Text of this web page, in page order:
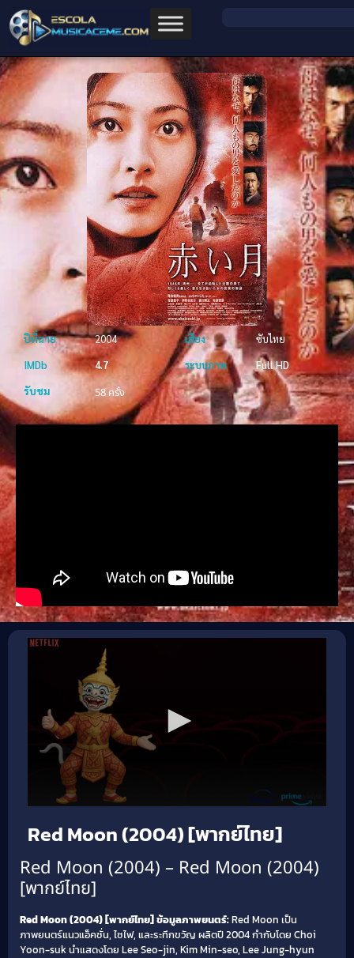
ปีที่ฉาย 2004 เสียง
ซับไทย
IMDb
4.7 ระบบภาพ
Full HD
รับชม
58 ครั้ง
Red Moon (2004) [พากย์ไทย]
Red Moon (2004) – Red Moon (2004)
[พากย์ไทย]
Red Moon (2004) [พากย์ไทย]ข้อมูลภาพยนตร์:Red Moon เป็น
ภาพยนตร์แนวแอ็คชั่น, ไซไฟ, และระทึกขวัญ ผลิตปี 2004 กำกับโดย Choi
Yoon-suk นำแสดงโดย Lee Seo-jin, Kim Min-seo, Lee Jung-hyun